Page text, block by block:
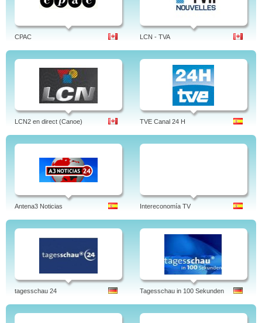
CPAC LCN - TVA
LCN2 en direct (Canoe) TVE Canal 24 H
Antena3 Noticias Intereconomía TV
tagesschau 24 Tagesschau in 100 Sekunden